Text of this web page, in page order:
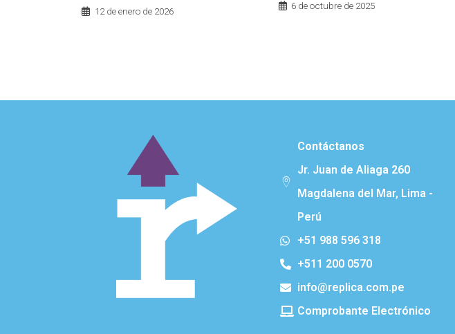
12 de enero de 2026 6 de octubre de 2025
Contáctanos
Jr. Juan de Aliaga 260
Magdalena del Mar, Lima -
Perú
+51 988 596 318
+511 200 0570
info@replica.com.pe
Comprobante Electrónico